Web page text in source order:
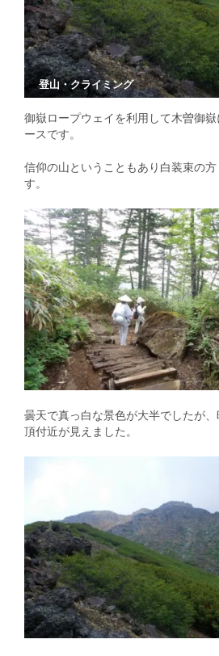
登山・クライミング
御嶽ロープウェイを利用して木曽御
ースです。
信仰の山ということもあり白装束の
す。
曇天で真っ白な景色が大半でしたが
頂付近が見えました。